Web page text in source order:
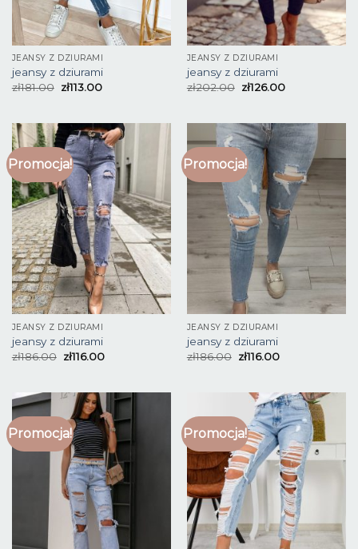
JEANSY Z DZIURAMI
jeansy z dziurami
zł181.00 zł113.00
JEANSY Z DZIURAMI
jeansy z dziurami
zł202.00 zł126.00
Promocja!
JEANSY Z DZIURAMI
jeansy z dziurami
zł186.00 zł116.00
Promocja!
JEANSY Z DZIURAMI
jeansy z dziurami
zł186.00 zł116.00
Promocja! Promocja!